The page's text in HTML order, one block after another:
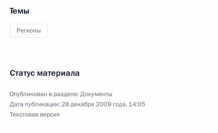
Темы
Регионы
Статус материала
Опубликован в разделе:Документы
Дата публикации:28 декабря 2009 года, 14:05
Текстовая версия